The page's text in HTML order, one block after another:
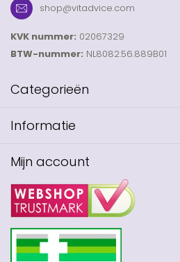
shop@vitadvice.com
KVK nummer: 02067329
BTW-nummer: NL8082.56.889B01
Categorieën
Informatie
Mijn account